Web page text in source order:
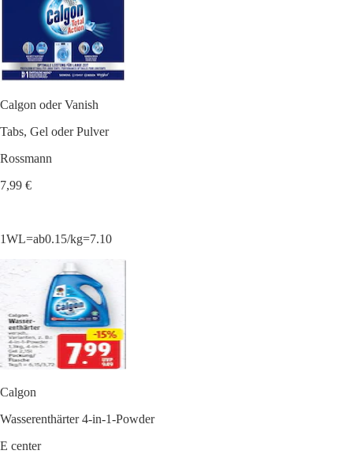
Calgon oder Vanish
Tabs, Gel oder Pulver
Rossmann
7,99 €
1WL=ab0.15/kg=7.10
Calgon
Wasserenthärter 4-in-1-Powder
E center